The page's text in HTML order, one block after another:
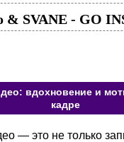
& SVANE - GO
вдохновение и
кадре
— это не только